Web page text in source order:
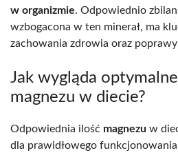
w organizmie. Odpowiednio
wzbogacona w ten minerał, ma
zachowania zdrowia oraz
Jak wygląda
magnezu w diecie?
Odpowiednia ilość magnezu w
dla prawidłowego